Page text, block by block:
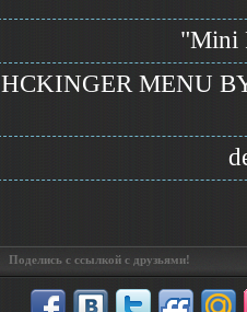
"Mini
HCKINGER MENU
Поделись с ссылкой с друзьями!